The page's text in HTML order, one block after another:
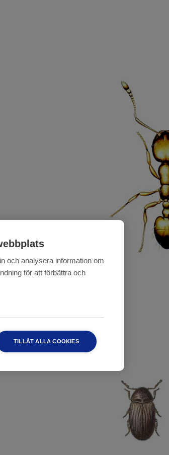
och analysera information om
för att förbättra och
TILLÅT ALLA COOKIES